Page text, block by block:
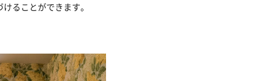
ることができます。